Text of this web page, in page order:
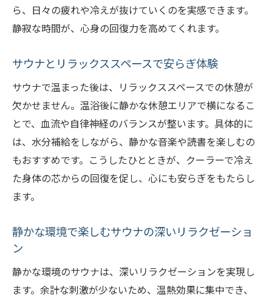
ら、日々の疲れや冷えが抜けていくのを実感できます。
静寂な時間が、心身の回復力を高めてくれます。
サウナとリラックススペースで安らぎ体験
サウナで温まった後は、リラックススペースでの休憩が
欠かせません。温浴後に静かな休憩エリアで横になるこ
とで、血流や自律神経のバランスが整います。具体的に
は、水分補給をしながら、静かな音楽や読書を楽しむの
もおすすめです。こうしたひとときが、クーラーで冷え
た身体の芯からの回復を促し、心にも安らぎをもたらし
ます。
静かな環境で楽しむサウナの深いリラクゼーショ
ン
静かな環境のサウナは、深いリラクゼーションを実現し
ます。余計な刺激が少ないため、温熱効果に集中でき、